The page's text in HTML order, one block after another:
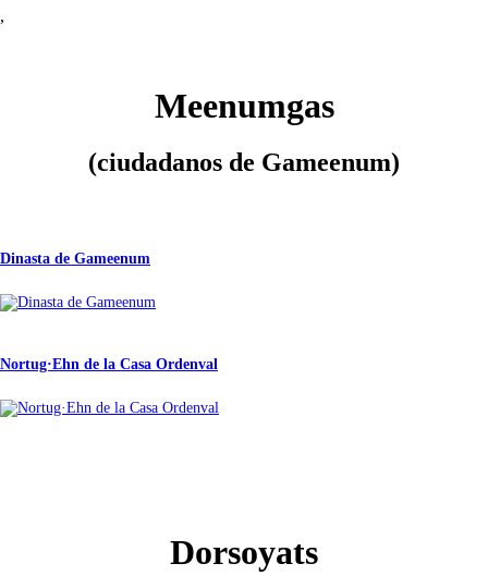
,
Meenumgas
(ciudadanos de Gameenum)
Dinasta de Gameenum
Nortug·Ehn de la Casa Ordenval
Dorsoyats